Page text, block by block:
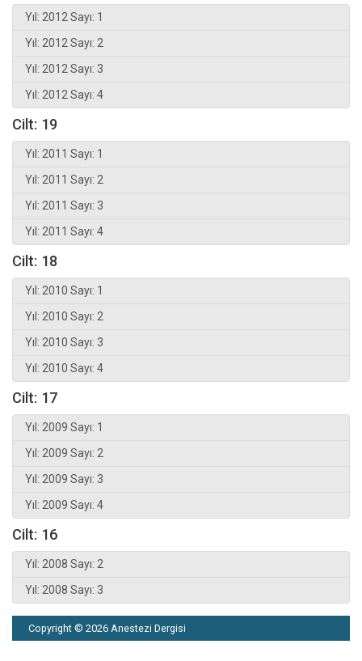
Yıl: 2012 Sayı: 1
Yıl: 2012 Sayı: 2
Yıl: 2012 Sayı: 3
Yıl: 2012 Sayı: 4
Cilt: 19
Yıl: 2011 Sayı: 1
Yıl: 2011 Sayı: 2
Yıl: 2011 Sayı: 3
Yıl: 2011 Sayı: 4
Cilt: 18
Yıl: 2010 Sayı: 1
Yıl: 2010 Sayı: 2
Yıl: 2010 Sayı: 3
Yıl: 2010 Sayı: 4
Cilt: 17
Yıl: 2009 Sayı: 1
Yıl: 2009 Sayı: 2
Yıl: 2009 Sayı: 3
Yıl: 2009 Sayı: 4
Cilt: 16
Yıl: 2008 Sayı: 2
Yıl: 2008 Sayı: 3
Copyright © 2026 Anestezi Dergisi